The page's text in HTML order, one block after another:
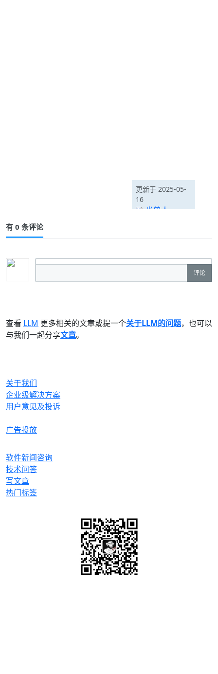
更新于 2025-05-
16
半兽人
有 0 条评论
评论
查看 LLM 更多相关的文章或提一个关于LLM的问题，也可以
与我们一起分享文章。
关于我们
企业级解决方案
用户意见及投诉
广告投放
软件新闻咨询
技术问答
写文章
热门标签